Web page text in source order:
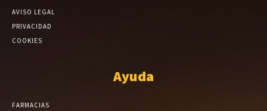
AVISO LEGAL
PRIVACIDAD
COOKIES
Ayuda
FARMACIAS